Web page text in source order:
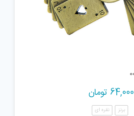
64,000 تومان
برنز نقره ای